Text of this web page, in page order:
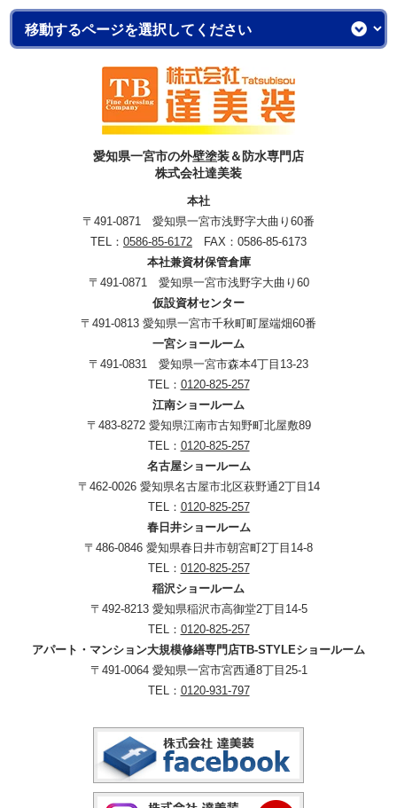
愛知県一宮市の外壁塗装＆防水専門店
株式会社達美装
本社
〒491-0871 愛知県一宮市浅野字大曲り60番
TEL： 0586-85-6172 FAX：0586-85-6173
本社兼資材保管倉庫
〒491-0871 愛知県一宮市浅野字大曲り60
仮設資材センター
〒491-0813 愛知県一宮市千秋町町屋端畑60番
一宮ショールーム
〒491-0831 愛知県一宮市森本4丁目13-23
TEL： 0120-825-257
江南ショールーム
〒483-8272 愛知県江南市古知野町北屋敷89
TEL： 0120-825-257
名古屋ショールーム
〒462-0026 愛知県名古屋市北区萩野通2丁目14
TEL： 0120-825-257
春日井ショールーム
〒486-0846 愛知県春日井市朝宮町2丁目14-8
TEL： 0120-825-257
稲沢ショールーム
〒492-8213 愛知県稲沢市高御堂2丁目14-5
TEL： 0120-825-257
アパート・マンション大規模修繕専門店TB-STYLEショールーム
〒491-0064 愛知県一宮市宮西通8丁目25-1
TEL： 0120-931-797